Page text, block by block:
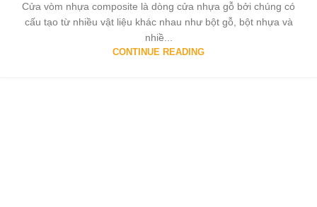
Cửa vòm nhựa composite là dòng cửa nhựa gỗ bởi chúng có
cấu tạo từ nhiều vật liệu khác nhau như bột gỗ, bột nhựa và
nhiề...
CONTINUE READING